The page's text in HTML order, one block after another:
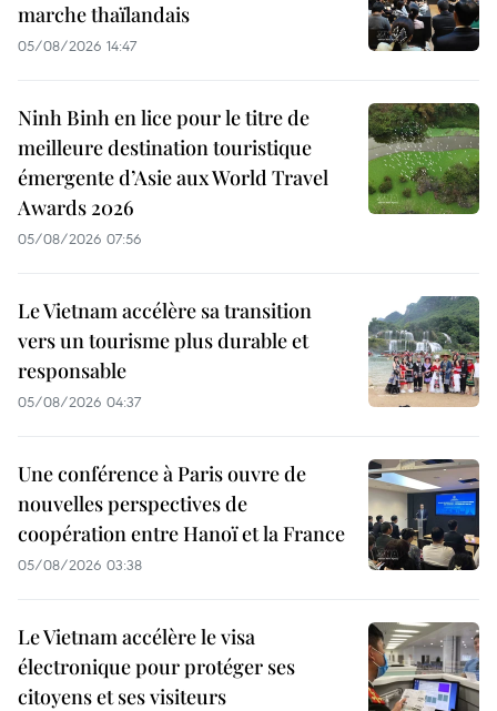
marche thaïlandais
05/08/2026 14:47
Ninh Binh en lice pour le titre de
meilleure destination touristique
émergente d’Asie aux World Travel
Awards 2026
05/08/2026 07:56
Le Vietnam accélère sa transition
vers un tourisme plus durable et
responsable
05/08/2026 04:37
Une conférence à Paris ouvre de
nouvelles perspectives de
coopération entre Hanoï et la France
05/08/2026 03:38
Le Vietnam accélère le visa
électronique pour protéger ses
citoyens et ses visiteurs